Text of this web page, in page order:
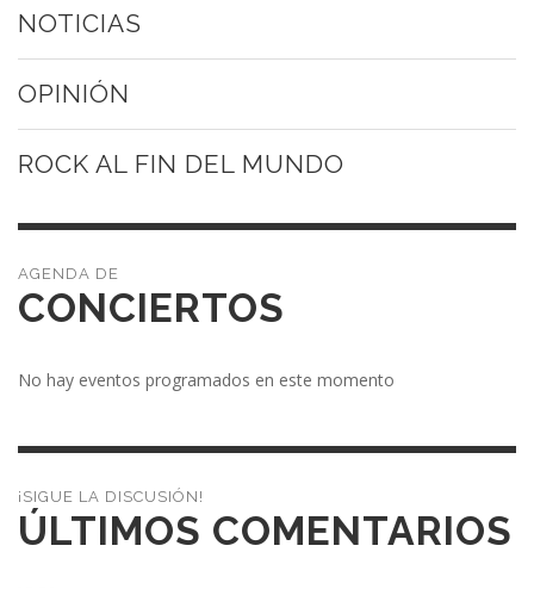
NOTICIAS
OPINIÓN
ROCK AL FIN DEL MUNDO
CONCIERTOS
No hay eventos programados en este momento
¡SIGUE LA DISCUSIÓN!
ÚLTIMOS COMENTARIOS